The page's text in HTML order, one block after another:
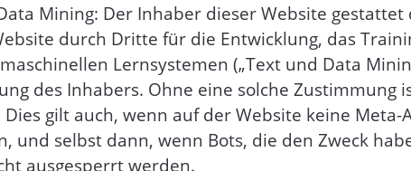
Mining: Der Inhaber dieser Website gestattet
durch Dritte für die Entwicklung, das
Lernsystemen („Text und Data
des Inhabers. Ohne eine solche Zustimmung
gilt auch, wenn auf der Website keine
und selbst dann, wenn Bots, die den Zweck
ausgesperrt werden.